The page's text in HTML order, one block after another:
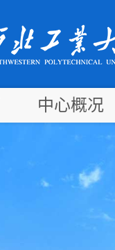
中心概况